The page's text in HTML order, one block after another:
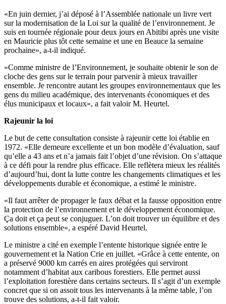
«En juin dernier, j’ai déposé à l’Assemblée nationale un livre vert
sur la modernisation de la Loi sur la qualité de l’environnement. Je
suis en tournée régionale pour deux jours en Abitibi après une visite
en Mauricie plus tôt cette semaine et une en Beauce la semaine
prochaine», a-t-il indiqué.
«Comme ministre de l’Environnement, je souhaite obtenir le son de
cloche des gens sur le terrain pour parvenir à mieux travailler
ensemble. Je rencontre autant les groupes environnementaux que les
gens du milieu académique, des intervenants économiques et des
élus municipaux et locaux», a fait valoir M. Heurtel.
Rajeunir la loi
Le but de cette consultation consiste à rajeunir cette loi établie en
1972. «Elle demeure excellente et un bon modèle d’évaluation, sauf
qu’elle a 43 ans et n’a jamais fait l’objet d’une révision. On s’attaque
à ce défi pour la rendre plus efficace. Elle reflètera mieux les réalités
d’aujourd’hui, dont la lutte contre les changements climatiques et les
développements durable et économique, a estimé le ministre.
«Il faut arrêter de propager le faux débat et la fausse opposition entre
la protection de l’environnement et le développement économique.
Ça doit et ça peut se conjuguer. L’on doit trouver un équilibre et des
solutions ensemble», a espéré David Heurtel.
Le ministre a cité en exemple l’entente historique signée entre le
gouvernement et la Nation Crie en juillet. «Grâce à cette entente, on
a préservé 9000 km carrés en aires protégées qui serviront
notamment d’habitat aux caribous forestiers. Elle permet aussi
l’exploitation forestière dans certains secteurs. Il s’agit d’un exemple
concret que si on assoit tous les intervenants à la même table, l’on
trouve des solutions, a-t-il fait valoir.